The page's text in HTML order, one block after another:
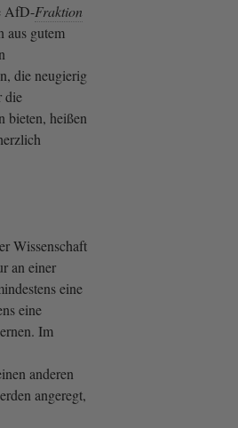
AfD-Fraktion
aus gutem
die neugierig
die
bieten, heißen
Wissenschaft
an einer
eine
eine
Im
anderen
angeregt,